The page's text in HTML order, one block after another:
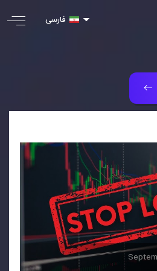
فارسی